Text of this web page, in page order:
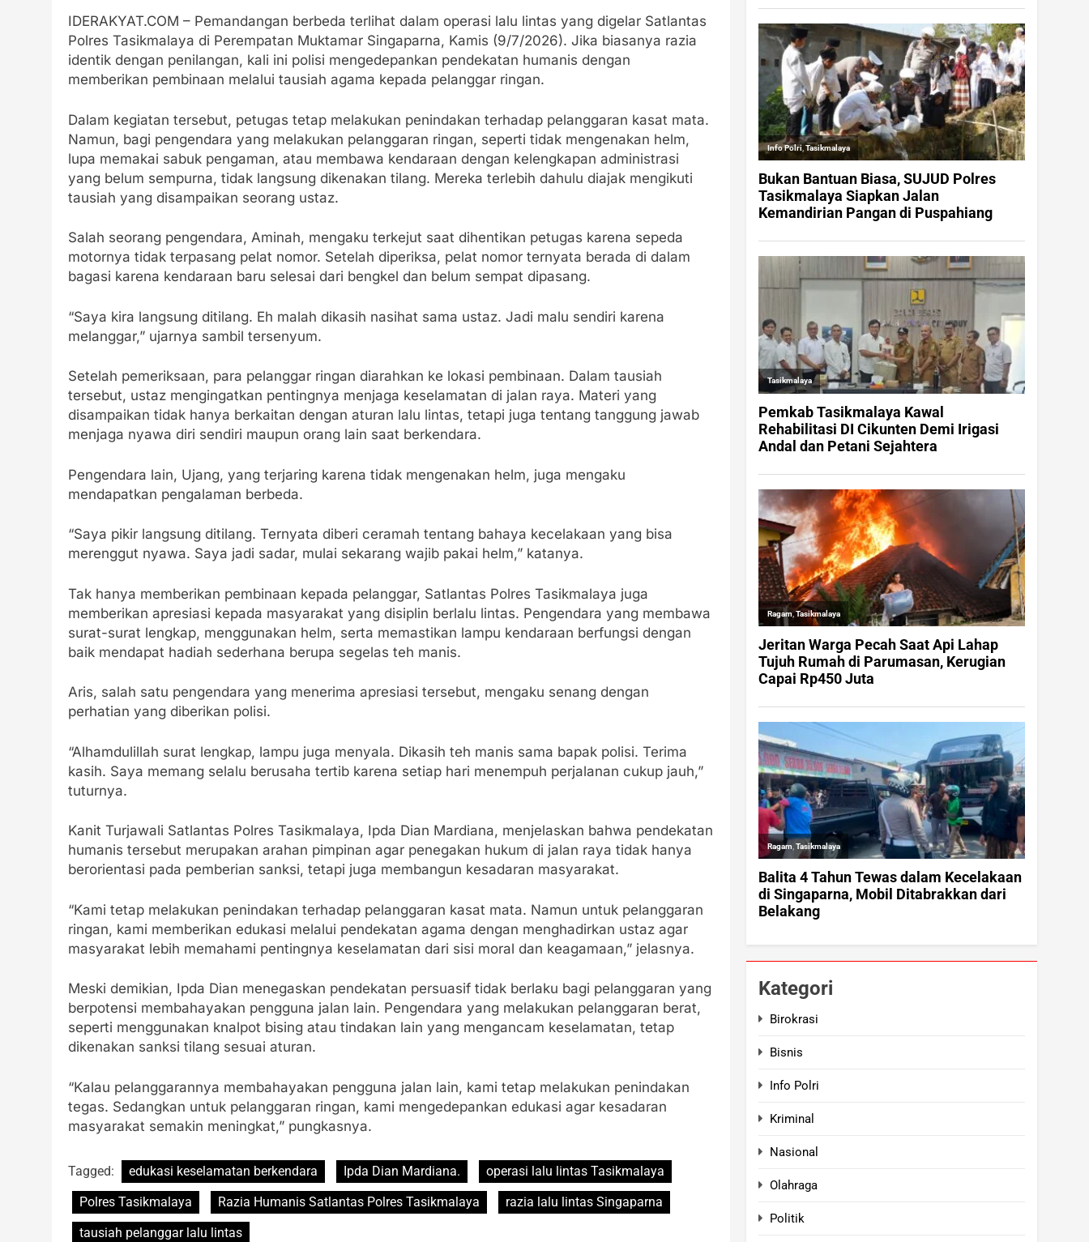
IDERAKYAT.COM – Pemandangan berbeda terlihat dalam operasi lalu lintas yang digelar Satlantas
Polres Tasikmalaya di Perempatan Muktamar Singaparna, Kamis (9/7/2026). Jika biasanya razia
identik dengan penilangan, kali ini polisi mengedepankan pendekatan humanis dengan
memberikan pembinaan melalui tausiah agama kepada pelanggar ringan.
Dalam kegiatan tersebut, petugas tetap melakukan penindakan terhadap pelanggaran kasat mata.
Namun, bagi pengendara yang melakukan pelanggaran ringan, seperti tidak mengenakan helm,
lupa memakai sabuk pengaman, atau membawa kendaraan dengan kelengkapan administrasi
yang belum sempurna, tidak langsung dikenakan tilang. Mereka terlebih dahulu diajak mengikuti
tausiah yang disampaikan seorang ustaz.
Salah seorang pengendara, Aminah, mengaku terkejut saat dihentikan petugas karena sepeda
motornya tidak terpasang pelat nomor. Setelah diperiksa, pelat nomor ternyata berada di dalam
bagasi karena kendaraan baru selesai dari bengkel dan belum sempat dipasang.
“Saya kira langsung ditilang. Eh malah dikasih nasihat sama ustaz. Jadi malu sendiri karena
melanggar,” ujarnya sambil tersenyum.
Setelah pemeriksaan, para pelanggar ringan diarahkan ke lokasi pembinaan. Dalam tausiah
tersebut, ustaz mengingatkan pentingnya menjaga keselamatan di jalan raya. Materi yang
disampaikan tidak hanya berkaitan dengan aturan lalu lintas, tetapi juga tentang tanggung jawab
menjaga nyawa diri sendiri maupun orang lain saat berkendara.
Pengendara lain, Ujang, yang terjaring karena tidak mengenakan helm, juga mengaku
mendapatkan pengalaman berbeda.
“Saya pikir langsung ditilang. Ternyata diberi ceramah tentang bahaya kecelakaan yang bisa
merenggut nyawa. Saya jadi sadar, mulai sekarang wajib pakai helm,” katanya.
Tak hanya memberikan pembinaan kepada pelanggar, Satlantas Polres Tasikmalaya juga
memberikan apresiasi kepada masyarakat yang disiplin berlalu lintas. Pengendara yang membawa
surat-surat lengkap, menggunakan helm, serta memastikan lampu kendaraan berfungsi dengan
baik mendapat hadiah sederhana berupa segelas teh manis.
Aris, salah satu pengendara yang menerima apresiasi tersebut, mengaku senang dengan
perhatian yang diberikan polisi.
“Alhamdulillah surat lengkap, lampu juga menyala. Dikasih teh manis sama bapak polisi. Terima
kasih. Saya memang selalu berusaha tertib karena setiap hari menempuh perjalanan cukup jauh,”
tuturnya.
Kanit Turjawali Satlantas Polres Tasikmalaya, Ipda Dian Mardiana, menjelaskan bahwa pendekatan
humanis tersebut merupakan arahan pimpinan agar penegakan hukum di jalan raya tidak hanya
berorientasi pada pemberian sanksi, tetapi juga membangun kesadaran masyarakat.
“Kami tetap melakukan penindakan terhadap pelanggaran kasat mata. Namun untuk pelanggaran
ringan, kami memberikan edukasi melalui pendekatan agama dengan menghadirkan ustaz agar
masyarakat lebih memahami pentingnya keselamatan dari sisi moral dan keagamaan,” jelasnya.
Meski demikian, Ipda Dian menegaskan pendekatan persuasif tidak berlaku bagi pelanggaran yang
berpotensi membahayakan pengguna jalan lain. Pengendara yang melakukan pelanggaran berat,
seperti menggunakan knalpot bising atau tindakan lain yang mengancam keselamatan, tetap
dikenakan sanksi tilang sesuai aturan.
“Kalau pelanggarannya membahayakan pengguna jalan lain, kami tetap melakukan penindakan
tegas. Sedangkan untuk pelanggaran ringan, kami mengedepankan edukasi agar kesadaran
masyarakat semakin meningkat,” pungkasnya.
Tagged: edukasi keselamatan berkendara Ipda Dian Mardiana.
operasi lalu lintas Tasikmalaya
Polres Tasikmalaya
Razia Humanis Satlantas Polres Tasikmalaya
razia lalu lintas Singaparna
tausiah pelanggar lalu lintas
Kategori
Birokrasi
Bisnis
Info Polri
Kriminal
Nasional
Olahraga
Politik